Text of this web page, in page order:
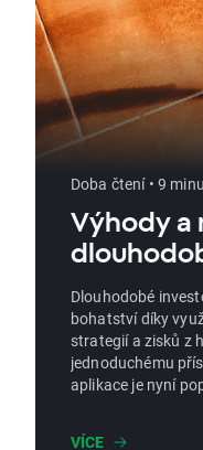
Doba čtení • 9
Výhody a
Dlouhodobé
bohatství díky
strategií a zisků z
jednoduchému
aplikace je nyní
vyvážit přínosy a
VÍCE